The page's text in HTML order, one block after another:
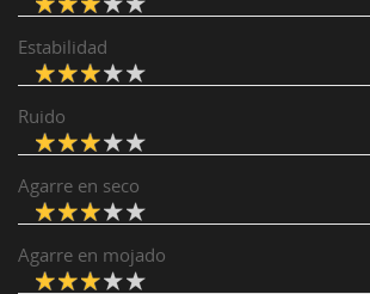
Estabilidad
Ruido
Agarre en seco
Agarre en mojado